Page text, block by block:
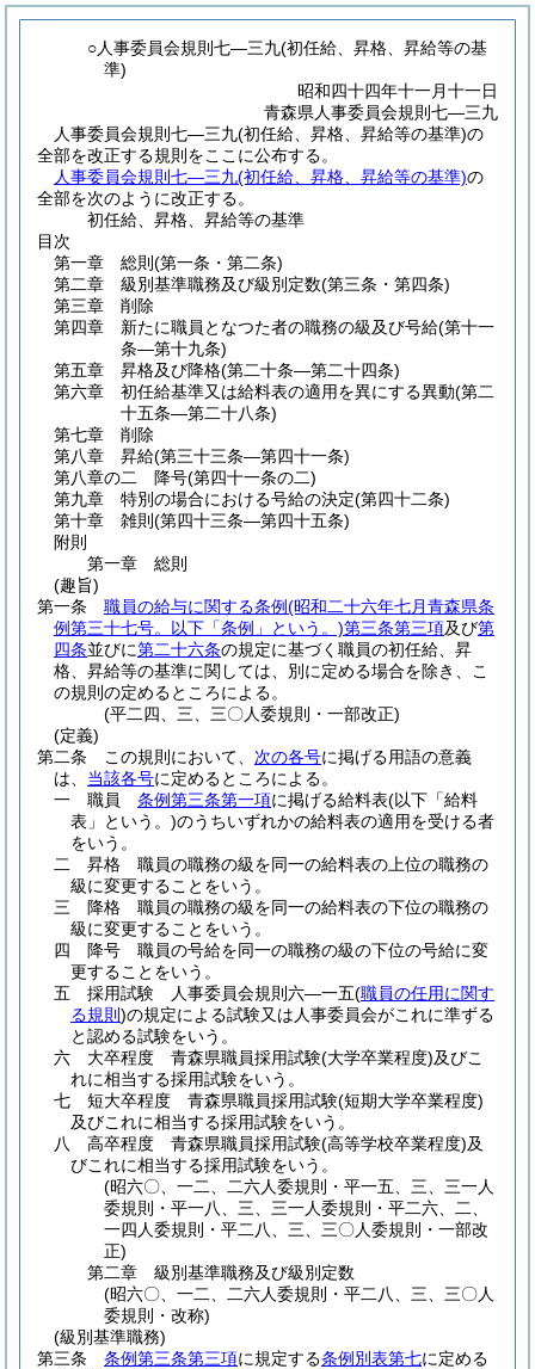
○人事委員会規則七―三九(初任給、昇格、昇給等の基
準)
昭和四十四年十一月十一日
青森県人事委員会規則七―三九
人事委員会規則七―三九(初任給、昇格、昇給等の基準)の
全部を改正する規則をここに公布する。
人事委員会規則七―三九(初任給、昇格、昇給等の基準)の
全部を次のように改正する。
初任給、昇格、昇給等の基準
目次
第一章
総則 (第一条・第二条)
第二章
級別基準職務及び級別定数(第三条・第四条)
第三章
削除
第四章
新たに職員となつた者の職務の級及び号給(第十一
条―第十九条)
第五章
昇格及び降格(第二十条―第二十四条)
第六章
初任給基準又は給料表の適用を異にする異動(第二
十五条―第二十八条)
第七章
削除
第八章
昇給(第三十三条―第四十一条)
第八章の二
降号(第四十一条の二)
第九章
特別の場合における号給の決定(第四十二条)
第十章
雑則 (第四十三条―第四十五条)
附則
第一章
総則
(趣旨)
第一条
職員の給与に関する条例(昭和二十六年七月青森県条
例第三十七号。以下「条例」という。)第三条第三項及び第
四条並びに第二十六条の規定に基づく職員の初任給、昇
格、昇給等の基準に関しては、別に定める場合を除き、こ
の規則の定めるところによる。
(平二四、三、三〇人委規則・一部改正)
(定義)
第二条
この規則において、 次の各号に掲げる用語の意義
は、 当該各号に定めるところによる。
一
職員 条例第三条第一項に掲げる給料表(以下「給料
表」という。)のうちいずれかの給料表の適用を受ける者
をいう。
二
昇格 職員の職務の級を同一の給料表の上位の職務の
級に変更することをいう。
三
降格 職員の職務の級を同一の給料表の下位の職務の
級に変更することをいう。
四
降号 職員の号給を同一の職務の級の下位の号給に変
更することをいう。
五
採用試験 人事委員会規則六―一五(職員の任用に関す
る規則 )の規定による試験又は人事委員会がこれに準ずる
と認める試験をいう。
六
大卒程度 青森県職員採用試験(大学卒業程度)及びこ
れに相当する採用試験をいう。
七
短大卒程度 青森県職員採用試験(短期大学卒業程度)
及びこれに相当する採用試験をいう。
八
高卒程度 青森県職員採用試験(高等学校卒業程度)及
びこれに相当する採用試験をいう。
(昭六〇、一二、二六人委規則・平一五、三、三一人
委規則・平一八、三、三一人委規則・平二六、二、
一四人委規則・平二八、三、三〇人委規則・一部改
正)
第二章
級別基準職務及び級別定数
(昭六〇、一二、二六人委規則・平二八、三、三〇人
委規則・改称)
(級別基準職務)
第三条
条例第三条第三項に規定する条例別表第七に定める